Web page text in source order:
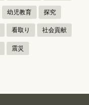
幼児教育 探究
看取り 社会貢献
震災